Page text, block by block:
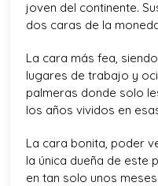
joven del continente.
dos caras de la
La cara más fea,
lugares de trabajo y
palmeras donde solo
los años vividos en
La cara bonita, poder
la única dueña de este
en tan solo unos